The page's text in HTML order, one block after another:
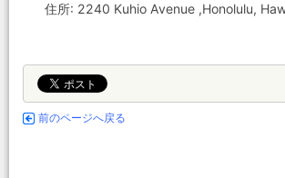
住所: 2240 Kuhio Avenue ,Honolulu,
前のページへ戻る